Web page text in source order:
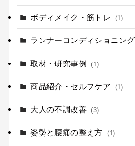
ボディメイク・筋トレ (1)
ランナーコンディショニング
取材・研究事例 (1)
商品紹介・セルフケア (1)
大人の不調改善 (3)
姿勢と腰痛の整え方 (1)